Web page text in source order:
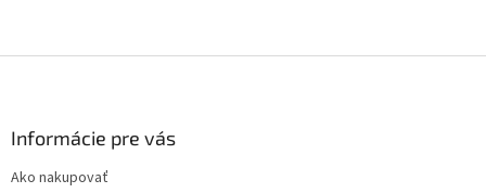
Informácie pre vás
Ako nakupovať